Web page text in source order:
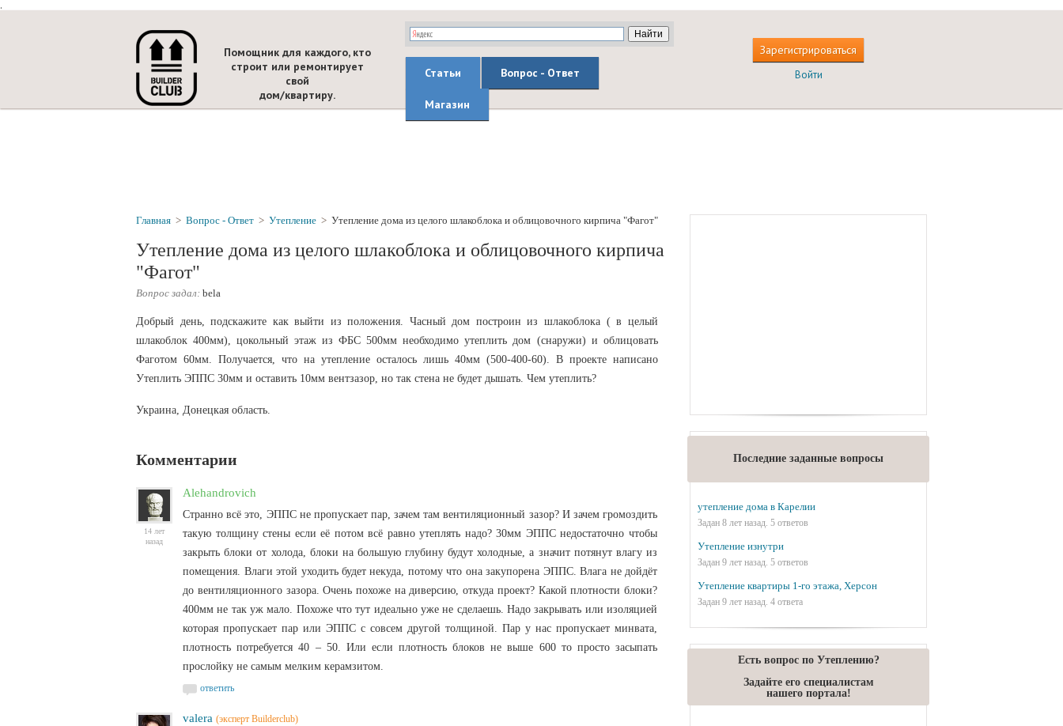
.
Зарегистрироваться
Войти
Помощник для каждого, кто
строит или ремонтирует
свой
дом/квартиру.
Статьи Вопрос - Ответ
Магазин
Последние заданные вопросы
утепление дома в Карелии
Задан 8 лет назад. 5 ответов
Утепление изнутри
Задан 9 лет назад. 5 ответов
Утепление квартиры 1-го этажа, Херсон
Задан 9 лет назад. 4 ответа
Есть вопрос по Утеплению?
Задайте его специалистам
нашего портала!
Главная > Вопрос - Ответ > Утепление > Утепление дома из целого шлакоблока и облицовочного кирпича "Фагот"
Утепление дома из целого шлакоблока и облицовочного кирпича
"Фагот"
Вопрос задал: bela
Добрый день, подскажите как выйти из положения. Часный дом построин из шлакоблока ( в целый
шлакоблок 400мм), цокольный этаж из ФБС 500мм необходимо утеплить дом (снаружи) и облицовать
Фаготом 60мм. Получается, что на утепление осталось лишь 40мм (500-400-60). В проекте написано
Утеплить ЭППС 30мм и оставить 10мм вентзазор, но так стена не будет дышать. Чем утеплить?
Украина, Донецкая область.
Комментарии
14 лет
назад
Alehandrovich
Странно всё это, ЭППС не пропускает пар, зачем там вентиляционный зазор? И зачем громоздить
такую толщину стены если её потом всё равно утеплять надо? 30мм ЭППС недостаточно чтобы
закрыть блоки от холода, блоки на большую глубину будут холодные, а значит потянут влагу из
помещения. Влаги этой уходить будет некуда, потому что она закупорена ЭППС. Влага не дойдёт
до вентиляционного зазора. Очень похоже на диверсию, откуда проект? Какой плотности блоки?
400мм не так уж мало. Похоже что тут идеально уже не сделаешь. Надо закрывать или изоляцией
которая пропускает пар или ЭППС с совсем другой толщиной. Пар у нас пропускает минвата,
плотность потребуется 40 – 50. Или если плотность блоков не выше 600 то просто засыпать
прослойку не самым мелким керамзитом.
ответить
valera (эксперт Builderclub)